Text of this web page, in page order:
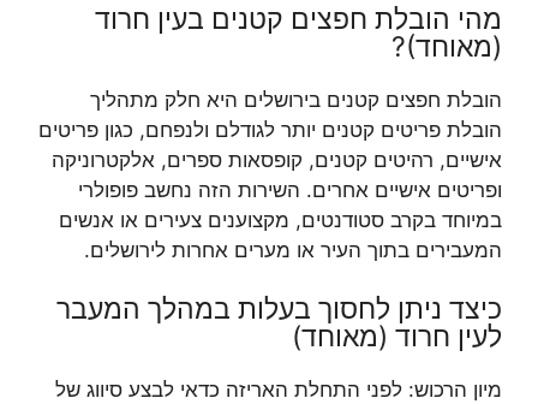
מהי הובלת חפצים קטנים בעין חרוד
(מאוחד)?
הובלת חפצים קטנים בירושלים היא חלק מתהליך
הובלת פריטים קטנים יותר לגודלם ולנפחם, כגון פריטים
אישיים, רהיטים קטנים, קופסאות ספרים, אלקטרוניקה
ופריטים אישיים אחרים. השירות הזה נחשב פופולרי
במיוחד בקרב סטודנטים, מקצוענים צעירים או אנשים
המעבירים בתוך העיר או מערים אחרות לירושלים.
כיצד ניתן לחסוך בעלות במהלך המעבר
לעין חרוד (מאוחד)
מיון הרכוש: לפני התחלת האריזה כדאי לבצע סיווג של